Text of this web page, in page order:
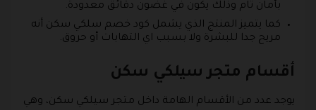
بأمان تام وذلك يكون في غضون دقائق معدودة.
كما يتميز المنتج الذي يشمل كود خصم سلكي سكن أنه
مريح جدا للبشرة ولا بسبب اي التهابات أو حروق.
أقسام متجر سيلكي سكن
يوجد عدد من الأقسام الهامة داخل متجر سيلكي سكن، وهي